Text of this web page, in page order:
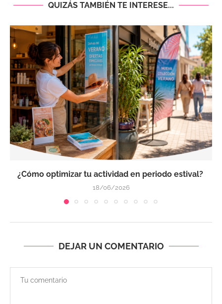
QUIZÁS TAMBIÉN TE INTERESE...
¿Cómo optimizar tu actividad en periodo estival?
18/06/2026
DEJAR UN COMENTARIO